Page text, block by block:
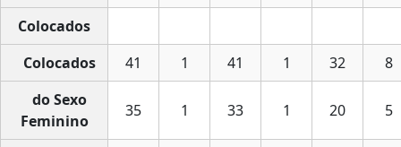
Colocados
Colocados
41 1 41 1 32
8
do Sexo
Feminino
35 1 33 1 20 5